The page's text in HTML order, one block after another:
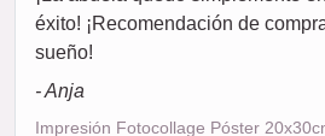
éxito! ¡Recomendación de
sueño!
- Anja
Impresión Fotocollage Póster